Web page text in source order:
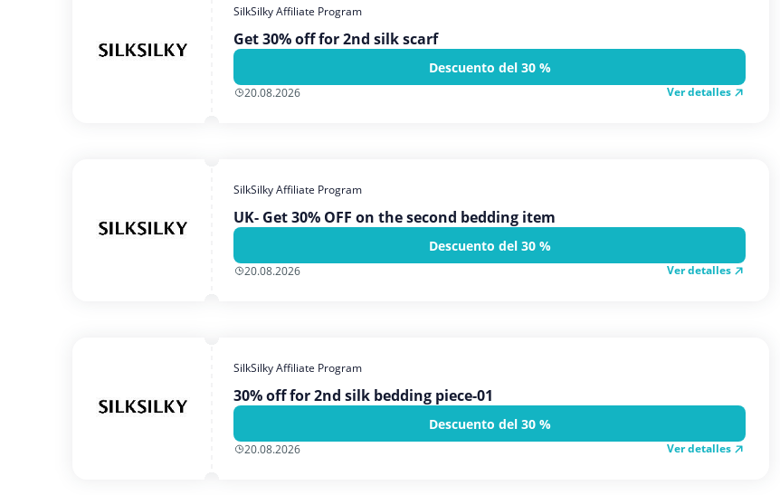
SilkSilky Affiliate Program
Get 30% off for 2nd silk scarf
Descuento del 30 %
20.08.2026 Ver detalles
SilkSilky Affiliate Program
UK- Get 30% OFF on the second bedding item
Descuento del 30 %
20.08.2026 Ver detalles
SilkSilky Affiliate Program
30% off for 2nd silk bedding piece-01
Descuento del 30 %
20.08.2026 Ver detalles